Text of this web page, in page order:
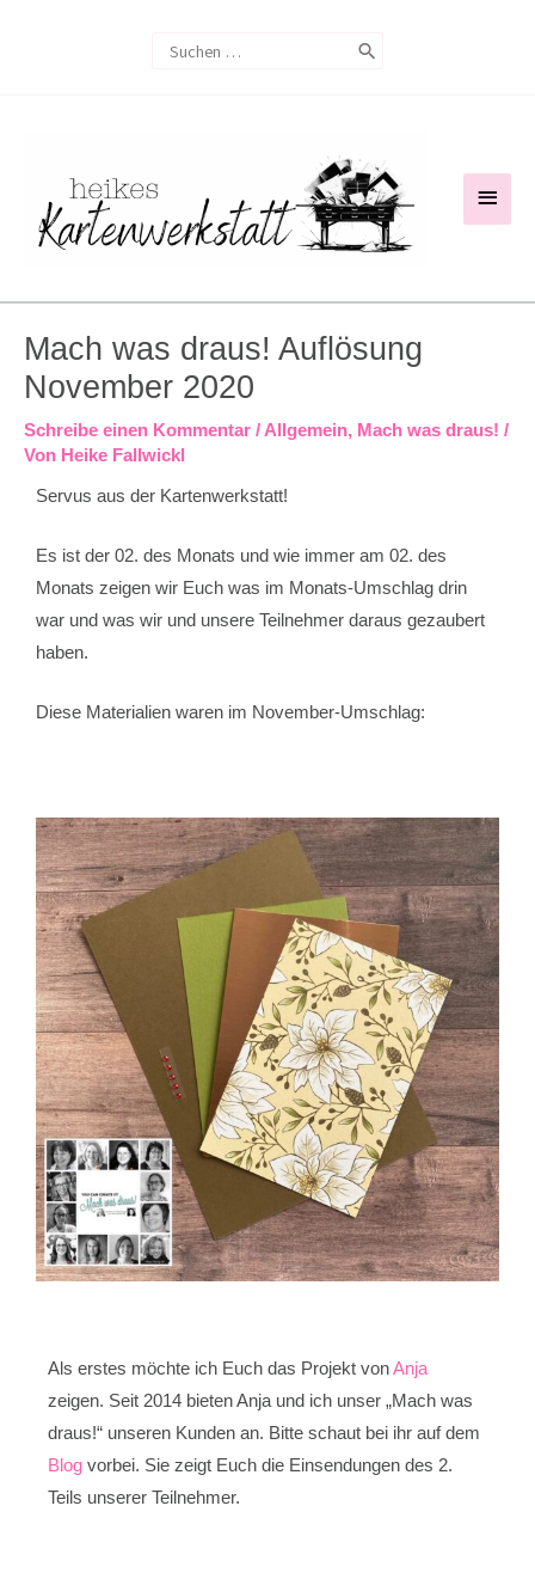
Search
for:
Mach was draus! Auflösung
November 2020
Schreibe einen Kommentar / Allgemein, Mach was draus! /
Von Heike Fallwickl
Servus aus der Kartenwerkstatt!
Es ist der 02. des Monats und wie immer am 02. des
Monats zeigen wir Euch was im Monats-Umschlag drin
war und was wir und unsere Teilnehmer daraus gezaubert
haben.
Diese Materialien waren im November-Umschlag:
Als erstes möchte ich Euch das Projekt vonAnja
zeigen. Seit 2014 bieten Anja und ich unser „Mach was
draus!“ unseren Kunden an. Bitte schaut bei ihr auf dem
Blog vorbei. Sie zeigt Euch die Einsendungen des 2.
Teils unserer Teilnehmer.